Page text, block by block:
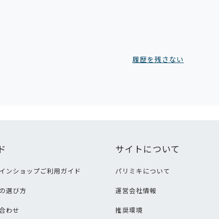
履歴を残さない
ンショップご利用ガイド
選び方
わせ
サイトについて
パリミキについて
運営会社情報
推奨環境